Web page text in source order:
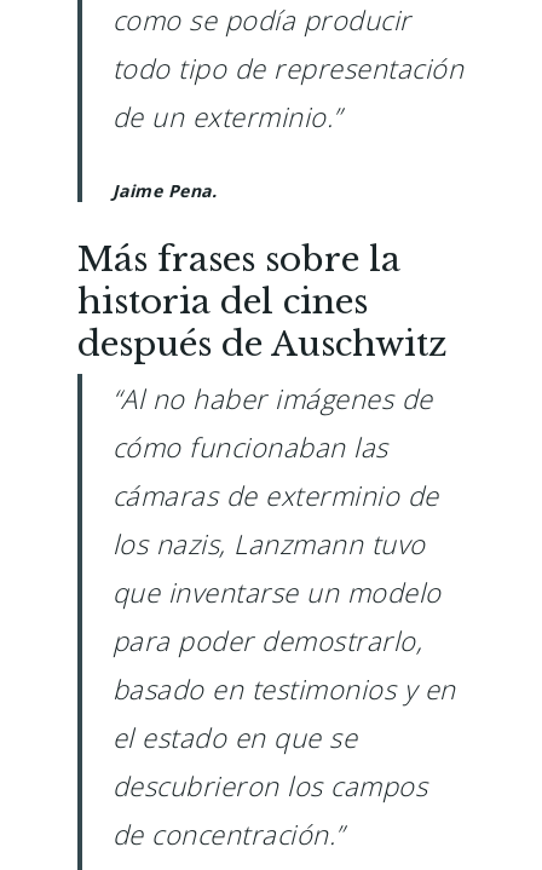
como se podía producir
todo tipo de representación
de un exterminio.”
Jaime Pena.
Más frases sobre la
historia del cines
después de Auschwitz
“Al no haber imágenes de
cómo funcionaban las
cámaras de exterminio de
los nazis, Lanzmann tuvo
que inventarse un modelo
para poder demostrarlo,
basado en testimonios y en
el estado en que se
descubrieron los campos
de concentración.”